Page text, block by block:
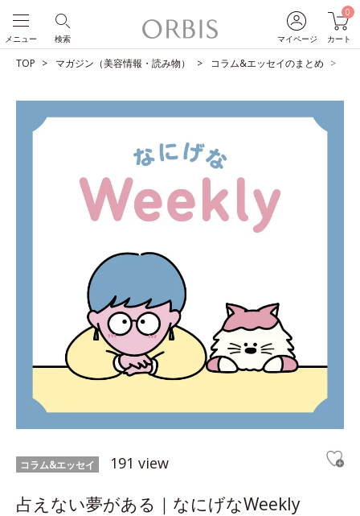
マイページ
0
カート
検索
メニュー
TOP マガジン（美容情報・読み物） コラム&エッセイのまとめ
コラム&エッセイ 191 view
占えない夢がある｜なにげなWeekly